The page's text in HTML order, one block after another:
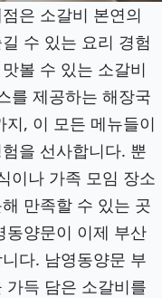
은 소갈비 본연의
수 있는 요리 경험
볼 수 있는 소갈비
를 제공하는 해장국
, 이 모든 메뉴들이
을 선사합니다. 뿐
이나 가족 모임 장소
만족할 수 있는 곳
동양문이 이제 부산
다. 남영동양문 부
가득 담은 소갈비를